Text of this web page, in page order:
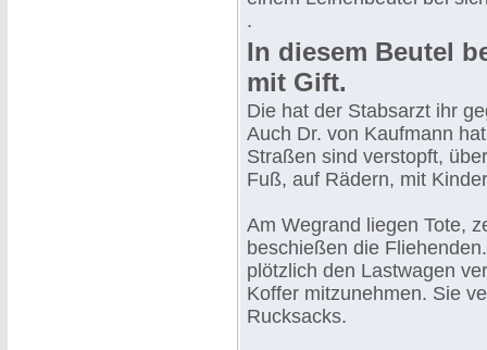
.
In diesem Beutel
mit Gift.
Die hat der Stabsarzt ihr
Auch Dr. von Kaufmann
Straßen sind verstopft,
Fuß, auf Rädern, mit
Am Wegrand liegen Tote,
beschießen die
plötzlich den Lastwagen
Koffer mitzunehmen. Sie
Rucksacks.